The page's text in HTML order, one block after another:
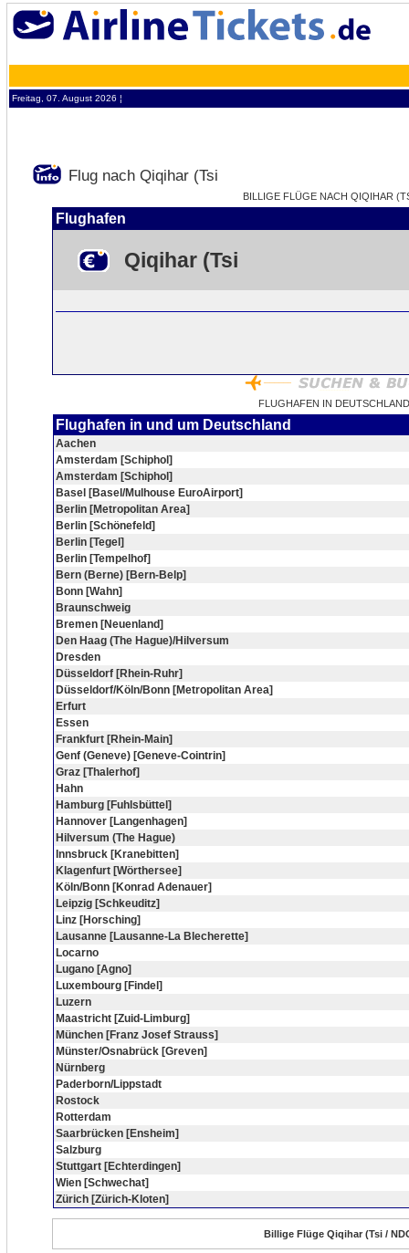
Freitag, 07. August 2026 ¦
Flug nach Qiqihar (Tsi
BILLIGE FLÜGE NACH QIQIHAR
Flughafen
Qiqihar (Tsi
FLUGHAFEN IN
Flughafen in und um Deutschland
Aachen
Amsterdam [Schiphol]
Amsterdam [Schiphol]
Basel [Basel/Mulhouse EuroAirport]
Berlin [Metropolitan Area]
Berlin [Schönefeld]
Berlin [Tegel]
Berlin [Tempelhof]
Bern (Berne) [Bern-Belp]
Bonn [Wahn]
Braunschweig
Bremen [Neuenland]
Den Haag (The Hague)/Hilversum
Dresden
Düsseldorf [Rhein-Ruhr]
Düsseldorf/Köln/Bonn [Metropolitan Area]
Erfurt
Essen
Frankfurt [Rhein-Main]
Genf (Geneve) [Geneve-Cointrin]
Graz [Thalerhof]
Hahn
Hamburg [Fuhlsbüttel]
Hannover [Langenhagen]
Hilversum (The Hague)
Innsbruck [Kranebitten]
Klagenfurt [Wörthersee]
Köln/Bonn [Konrad Adenauer]
Leipzig [Schkeuditz]
Linz [Horsching]
Lausanne [Lausanne-La Blecherette]
Locarno
Lugano [Agno]
Luxembourg [Findel]
Luzern
Maastricht [Zuid-Limburg]
München [Franz Josef Strauss]
Münster/Osnabrück [Greven]
Nürnberg
Paderborn/Lippstadt
Rostock
Rotterdam
Saarbrücken [Ensheim]
Salzburg
Stuttgart [Echterdingen]
Wien [Schwechat]
Zürich [Zürich-Kloten]
Billige Flüge Qiqihar (Tsi /